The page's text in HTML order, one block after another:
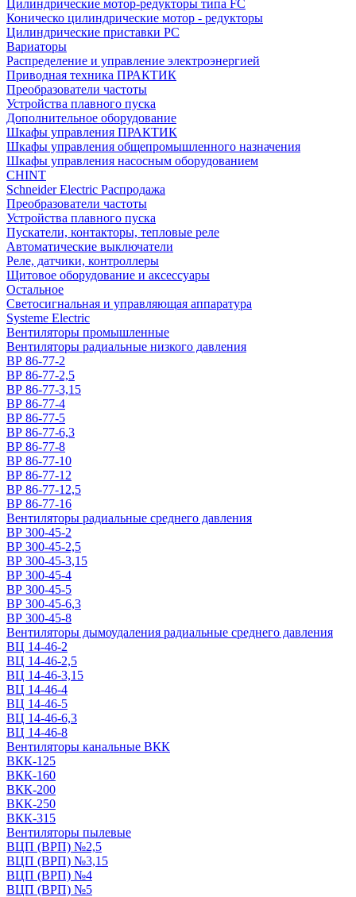
Цилиндрические мотор-редукторы типа FC
Коническо цилиндрические мотор - редукторы
Цилиндрические приставки PC
Вариаторы
Распределение и управление электроэнергией
Приводная техника ПРАКТИК
Преобразователи частоты
Устройства плавного пуска
Дополнительное оборудование
Шкафы управления ПРАКТИК
Шкафы управления общепромышленного назначения
Шкафы управления насосным оборудованием
CHINT
Schneider Electric Распродажа
Преобразователи частоты
Устройства плавного пуска
Пускатели, контакторы, тепловые реле
Автоматические выключатели
Реле, датчики, контроллеры
Щитовое оборудование и аксессуары
Остальное
Светосигнальная и управляющая аппаратура
Systeme Electric
Вентиляторы промышленные
Вентиляторы радиальные низкого давления
ВР 86-77-2
ВР 86-77-2,5
ВР 86-77-3,15
ВР 86-77-4
ВР 86-77-5
ВР 86-77-6,3
ВР 86-77-8
ВР 86-77-10
ВР 86-77-12
ВР 86-77-12,5
ВР 86-77-16
Вентиляторы радиальные среднего давления
ВР 300-45-2
ВР 300-45-2,5
ВР 300-45-3,15
ВР 300-45-4
ВР 300-45-5
ВР 300-45-6,3
ВР 300-45-8
Вентиляторы дымоудаления радиальные среднего давления
ВЦ 14-46-2
ВЦ 14-46-2,5
ВЦ 14-46-3,15
ВЦ 14-46-4
ВЦ 14-46-5
ВЦ 14-46-6,3
ВЦ 14-46-8
Вентиляторы канальные ВКК
ВКК-125
ВКК-160
ВКК-200
ВКК-250
ВКК-315
Вентиляторы пылевые
ВЦП (ВРП) №2,5
ВЦП (ВРП) №3,15
ВЦП (ВРП) №4
ВЦП (ВРП) №5